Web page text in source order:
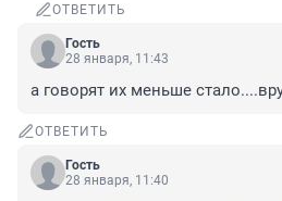
ОТВЕТИТЬ
Гость
28 января, 11:43
а говорят их меньше
ОТВЕТИТЬ
Гость
28 января, 11:40